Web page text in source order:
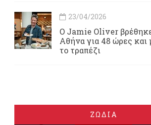
23/04/2026
Ο Jamie Oliver
Αθήνα για 48 ώρες και
το τραπέζι
ΖΩΔΙΑ